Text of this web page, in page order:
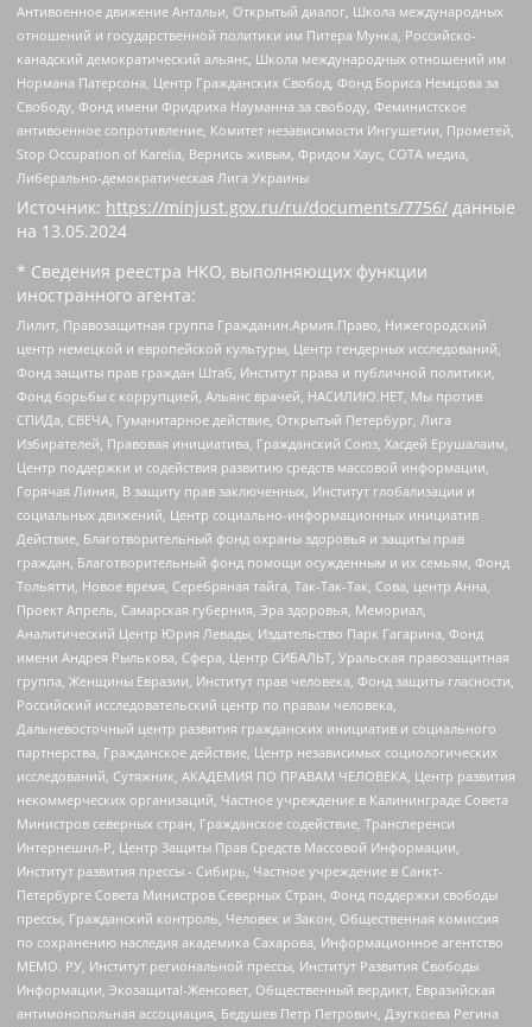
Антивоенное движение Антальи, Открытый диалог, Школа международных
отношений и государственной политики им Питера Мунка, Российско-
канадский демократический альянс, Школа международных отношений им
Нормана Патерсона, Центр Гражданских Свобод, Фонд Бориса Немцова за
Свободу, Фонд имени Фридриха Науманна за свободу, Феминистское
антивоенное сопротивление, Комитет независимости Ингушетии, Прометей,
Stop Occupation of Karelia, Вернись живым, Фридом Хаус, СОТА медиа,
Либерально-демократическая Лига Украины
Источник: https://minjust.gov.ru/ru/documents/7756/ данные
на 13.05.2024
* Сведения реестра НКО, выполняющих функции
иностранного агента:
Лилит, Правозащитная группа Гражданин.Армия.Право, Нижегородский
центр немецкой и европейской культуры, Центр гендерных исследований,
Фонд защиты прав граждан Штаб, Институт права и публичной политики,
Фонд борьбы с коррупцией, Альянс врачей, НАСИЛИЮ.НЕТ, Мы против
СПИДа, СВЕЧА, Гуманитарное действие, Открытый Петербург, Лига
Избирателей, Правовая инициатива, Гражданский Союз, Хасдей Ерушалаим,
Центр поддержки и содействия развитию средств массовой информации,
Горячая Линия, В защиту прав заключенных, Институт глобализации и
социальных движений, Центр социально-информационных инициатив
Действие, Благотворительный фонд охраны здоровья и защиты прав
граждан, Благотворительный фонд помощи осужденным и их семьям, Фонд
Тольятти, Новое время, Серебряная тайга, Так-Так-Так, Сова, центр Анна,
Проект Апрель, Самарская губерния, Эра здоровья, Мемориал,
Аналитический Центр Юрия Левады, Издательство Парк Гагарина, Фонд
имени Андрея Рылькова, Сфера, Центр СИБАЛЬТ, Уральская правозащитная
группа, Женщины Евразии, Институт прав человека, Фонд защиты гласности,
Российский исследовательский центр по правам человека,
Дальневосточный центр развития гражданских инициатив и социального
партнерства, Гражданское действие, Центр независимых социологических
исследований, Сутяжник, АКАДЕМИЯ ПО ПРАВАМ ЧЕЛОВЕКА, Центр развития
некоммерческих организаций, Частное учреждение в Калининграде Совета
Министров северных стран, Гражданское содействие, Трансперенси
Интернешнл-Р, Центр Защиты Прав Средств Массовой Информации,
Институт развития прессы - Сибирь, Частное учреждение в Санкт-
Петербурге Совета Министров Северных Стран, Фонд поддержки свободы
прессы, Гражданский контроль, Человек и Закон, Общественная комиссия
по сохранению наследия академика Сахарова, Информационное агентство
МЕМО. РУ, Институт региональной прессы, Институт Развития Свободы
Информации, Экозащита!-Женсовет, Общественный вердикт, Евразийская
антимонопольная ассоциация, Бедушев Петр Петрович, Дзугкоева Регина